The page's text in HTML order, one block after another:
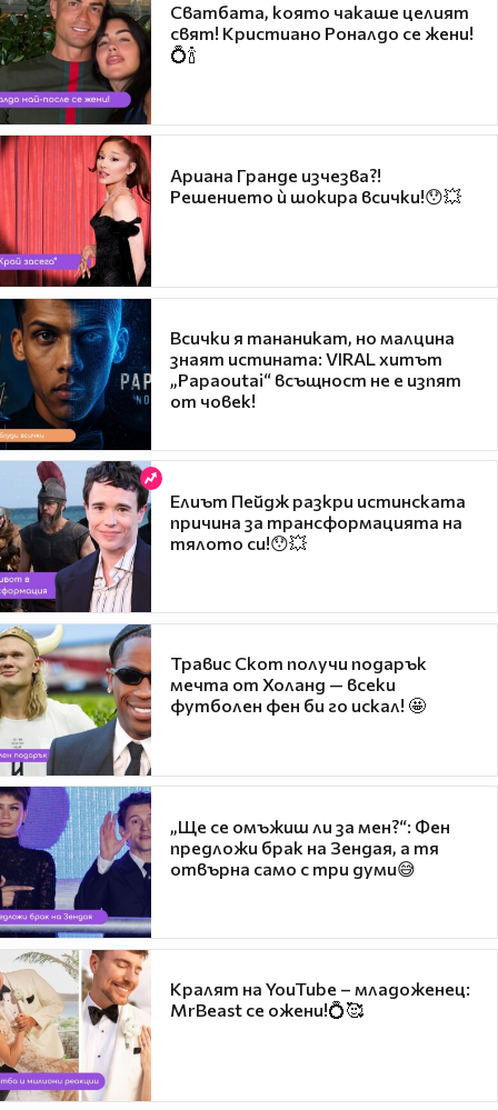
Сватбата, която чакаше целият
свят! Кристиано Роналдо се жени!
💍🍾
Ариана Гранде изчезва?!
Решението ѝ шокира всички!😯💥
Всички я тананикат, но малцина
знаят истината: VIRAL хитът
„Papaoutai“ всъщност не е изпят
от човек!
Елиът Пейдж разкри истинската
причина за трансформацията на
тялото си!😯💥
Травис Скот получи подарък
мечта от Холанд — всеки
футболен фен би го искал! 🤩
„Ще се омъжиш ли за мен?“: Фен
предложи брак на Зендая, а тя
отвърна само с три думи😅
Кралят на YouTube – младоженец:
MrBeast се ожени!💍🥰